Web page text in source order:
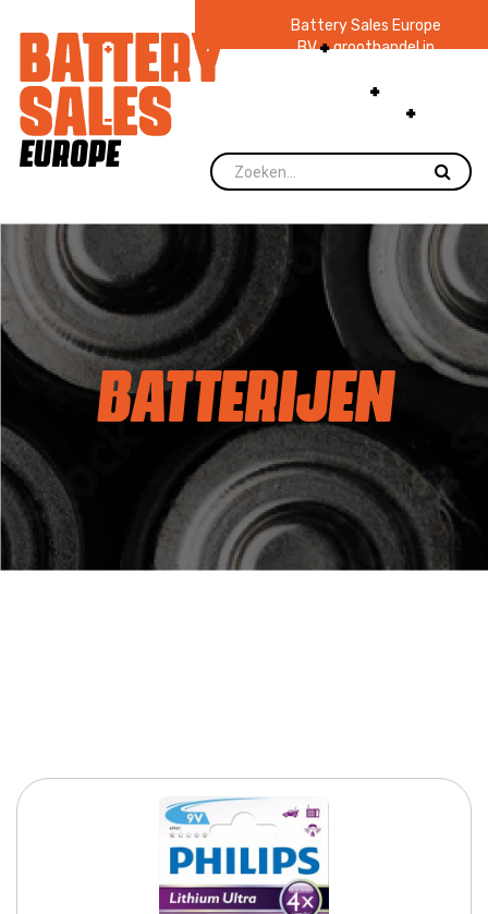
Battery Sales Europe
BV groothandel in
zaklampen Ruim 48
jaar ervaring
voorraad.
BATTERIJEN